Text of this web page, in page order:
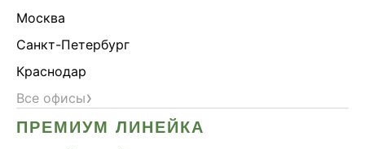
Москва
Санкт-Петербург
Краснодар
Все офисы›
ПРЕМИУМ ЛИНЕЙКА